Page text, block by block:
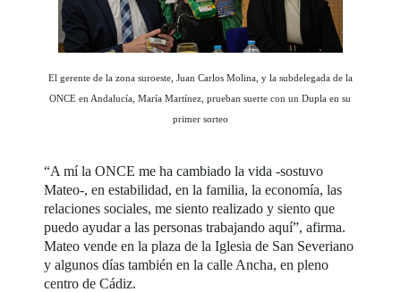
El gerente de la zona suroeste, Juan Carlos Molina, y la subdelegada de la
ONCE en Andalucía, María Martínez, prueban suerte con un Dupla en su
primer sorteo
“A mí la ONCE me ha cambiado la vida -sostuvo
Mateo-, en estabilidad, en la familia, la economía, las
relaciones sociales, me siento realizado y siento que
puedo ayudar a las personas trabajando aquí”, afirma.
Mateo vende en la plaza de la Iglesia de San Severiano
y algunos días también en la calle Ancha, en pleno
centro de Cádiz.